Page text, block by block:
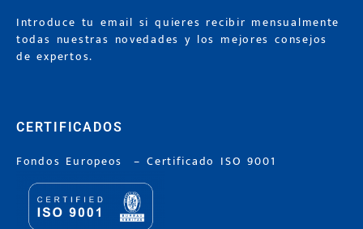
Introduce tu email si quieres recibir mensualmente
todas nuestras novedades y los mejores consejos
de expertos.
CERTIFICADOS
Fondos Europeos –Certificado ISO 9001